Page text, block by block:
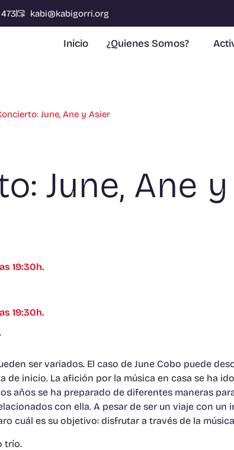
kabi@kabigorri.org
Inicio ¿Quienes Somos?
June, Ane y Asier
June, Ane
19:30h.
19:30h.
ser variados. El caso de June Cobo puede
de inicio. La afición por la música en casa se ha ido
años se ha preparado de diferentes maneras
con ella. A pesar de ser un viaje con un
cuál es su objetivo: disfrutar a través de la
trío.